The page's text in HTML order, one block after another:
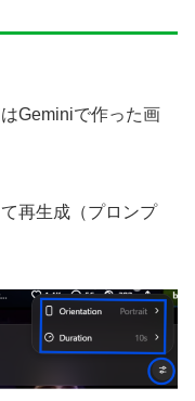
Geminiで作った画
再生成（プロンプ